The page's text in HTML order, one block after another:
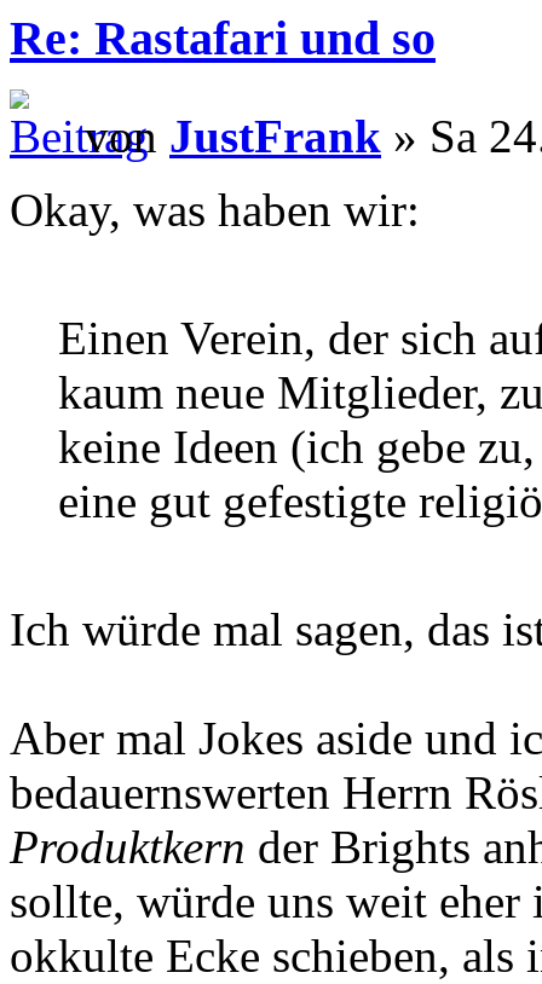
Re: Rastafari und so
von JustFrank » Sa
Okay, was haben wir:
Einen Verein, der sich
kaum neue Mitglieder,
keine Ideen (ich gebe
eine gut gefestigte
Ich würde mal sagen, das
Aber mal Jokes aside und
bedauernswerten Herrn
Produktkern der Brights
sollte, würde uns weit
okkulte Ecke schieben, als